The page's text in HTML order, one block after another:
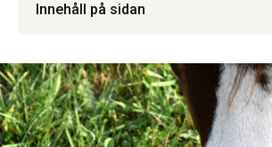
Innehåll på sidan